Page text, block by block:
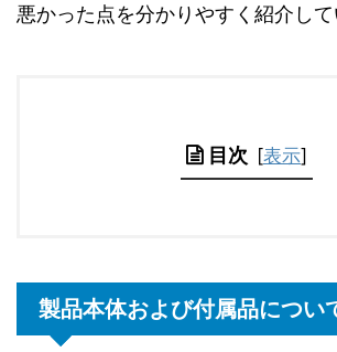
悪かった点を分かりやすく紹介して
目次 [表示]
製品本体および付属品につい